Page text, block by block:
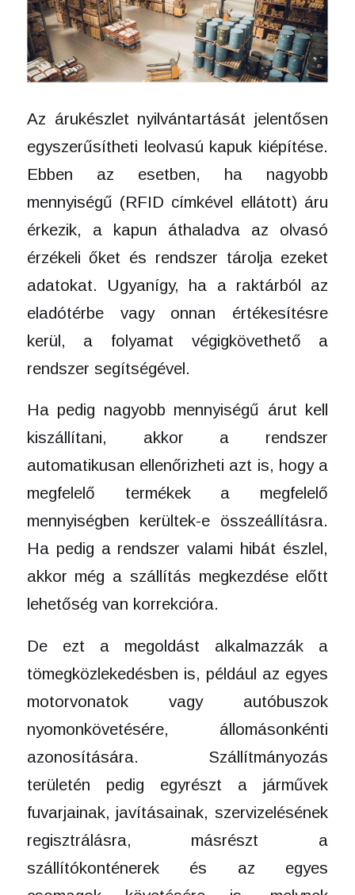
Az árukészlet nyilvántartását jelentősen
egyszerűsítheti leolvasú kapuk kiépítése.
Ebben az esetben, ha nagyobb
mennyiségű (RFID címkével ellátott) áru
érkezik, a kapun áthaladva az olvasó
érzékeli őket és rendszer tárolja ezeket
adatokat. Ugyanígy, ha a raktárból az
eladótérbe vagy onnan értékesítésre
kerül, a folyamat végigkövethető a
rendszer segítségével.
Ha pedig nagyobb mennyiségű árut kell
kiszállítani, akkor a rendszer
automatikusan ellenőrizheti azt is, hogy a
megfelelő termékek a megfelelő
mennyiségben kerültek-e összeállításra.
Ha pedig a rendszer valami hibát észlel,
akkor még a szállítás megkezdése előtt
lehetőség van korrekcióra.
De ezt a megoldást alkalmazzák a
tömegközlekedésben is, például az egyes
motorvonatok vagy autóbuszok
nyomonkövetésére, állomásonkénti
azonosítására. Szállítmányozás
területén pedig egyrészt a járművek
fuvarjainak, javításainak, szervizelésének
regisztrálásra, másrészt a
szállítókonténerek és az egyes